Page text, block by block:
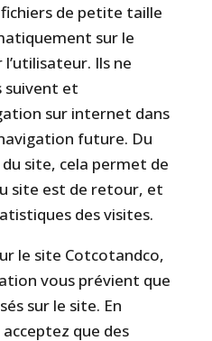
de petite taille
sur le
Ils ne
suivent et
sur internet dans
future. Du
site, cela permet de
site est de retour, et
des visites.
le site Cotcotandco,
vous prévient que
sur le site. En
que des